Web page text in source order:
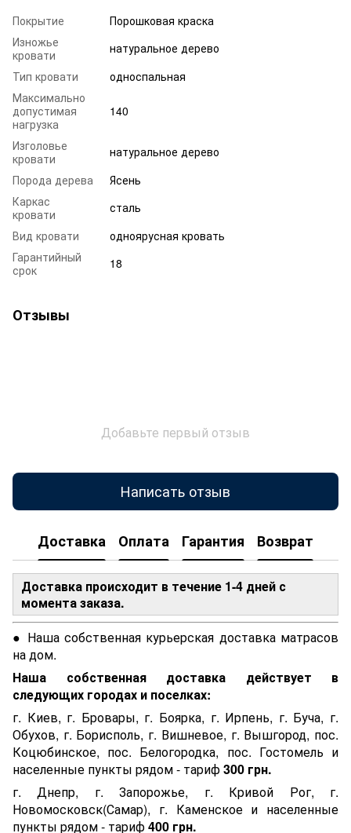
Покрытие
Порошковая краска
Изножье
кровати
натуральное дерево
Тип кровати
односпальная
Максимально
допустимая
нагрузка
140
Изголовье
кровати
натуральное дерево
Порода дерева
Ясень
Каркас
кровати
сталь
Вид кровати
одноярусная кровать
Гарантийный
срок
18
Отзывы
Добавьте первый отзыв
Написать отзыв
Доставка Оплата Гарантия Возврат
Доставка происходит в течение 1-4 дней с
момента заказа.
● Наша собственная курьерская доставка матрасов
на дом.
Наша собственная доставка действует в
следующих городах и поселках:
г. Киев, г. Бровары, г. Боярка, г. Ирпень, г. Буча, г.
Обухов, г. Борисполь, г. Вишневое, г. Вышгород, пос.
Коцюбинское, пос. Белогородка, пос. Гостомель и
населенные пункты рядом - тариф300 грн.
г. Днепр, г. Запорожье, г. Кривой Рог, г.
Новомосковск(Самар), г. Каменское и населенные
пункты рядом - тариф400 грн.